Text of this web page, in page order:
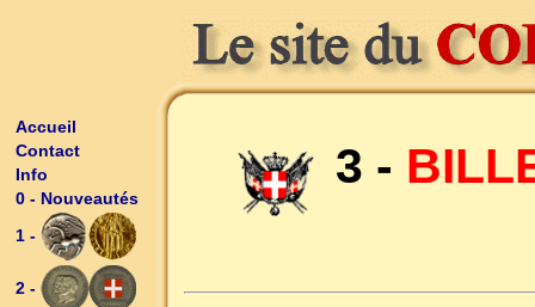
Accueil
Contact
Info
0 - Nouveautés
1 -
2 -
3 -